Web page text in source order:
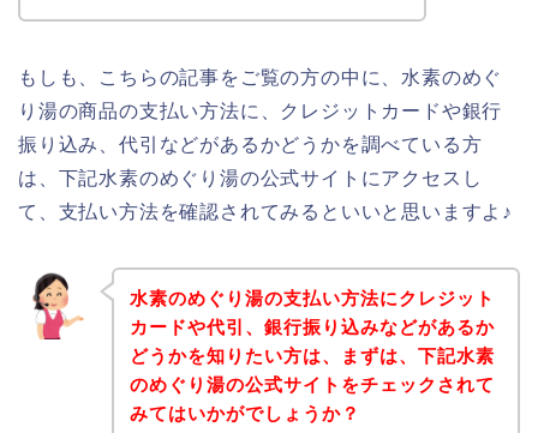
もしも、こちらの記事をご覧の方の中に、水素のめぐ
り湯の商品の支払い方法に、クレジットカードや銀行
振り込み、代引などがあるかどうかを調べている方
は、下記水素のめぐり湯の公式サイトにアクセスし
て、支払い方法を確認されてみるといいと思いますよ♪
水素のめぐり湯の支払い方法にクレジット
カードや代引、銀行振り込みなどがあるか
どうかを知りたい方は、まずは、下記水素
のめぐり湯の公式サイトをチェックされて
みてはいかがでしょうか？